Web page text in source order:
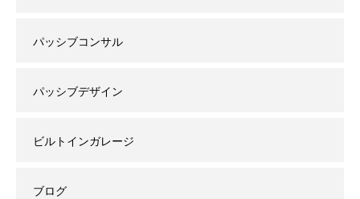
パッシブコンサル
パッシブデザイン
ビルトインガレージ
ブログ